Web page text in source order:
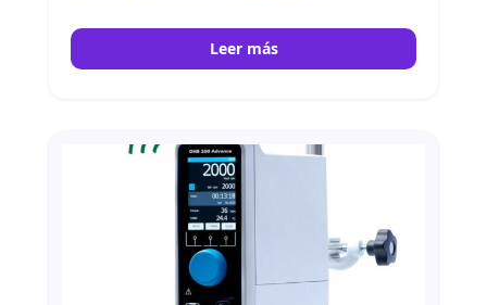
Leer más